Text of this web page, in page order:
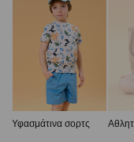
Υφασμάτινα σορτς